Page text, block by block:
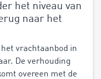
het niveau van
naar het
vrachtaanbod in
De verhouding
overeen met de